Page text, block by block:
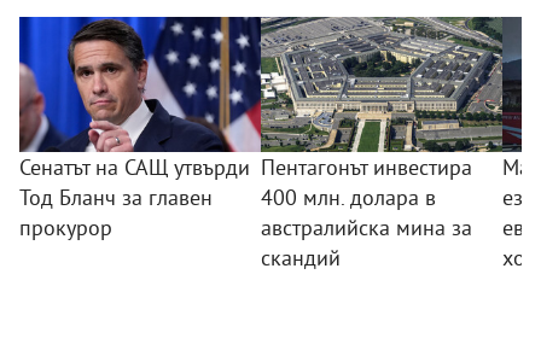
Сенатът на САЩ утвърди
Тод Бланч за главен
прокурор
Пентагонът инвестира
400 млн. долара в
австралийска мина за
скандий